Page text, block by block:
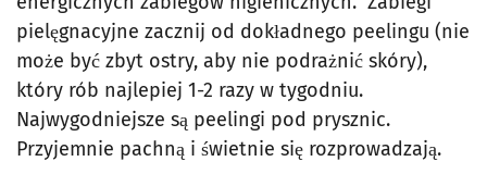
pielęgnacyjne zacznij od dokładnego peelingu (nie
może być zbyt ostry, aby nie podrażnić skóry),
który rób najlepiej 1-2 razy w tygodniu.
Najwygodniejsze są peelingi pod prysznic.
Przyjemnie pachną i świetnie się rozprowadzają.